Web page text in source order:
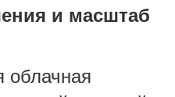
и масштаб
облачная